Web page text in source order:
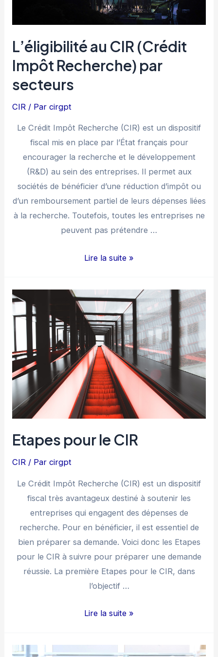
CII
L’éligibilité au CIR (Crédit
Impôt Recherche) par
secteurs
CIR / Parcirgpt
Le Crédit Impôt Recherche (CIR) est un dispositif
fiscal mis en place par l’État français pour
encourager la recherche et le développement
(R&D) au sein des entreprises. Il permet aux
sociétés de bénéficier d’une réduction d’impôt ou
d’un remboursement partiel de leurs dépenses liées
à la recherche. Toutefois, toutes les entreprises ne
peuvent pas prétendre …
L’éligibilité
(Crédit
Impôt
Recherche)
par
secteurs
Lire la suite »
Etapes pour le CIR
CIR / Parcirgpt
Le Crédit Impôt Recherche (CIR) est un dispositif
fiscal très avantageux destiné à soutenir les
entreprises qui engagent des dépenses de
recherche. Pour en bénéficier, il est essentiel de
bien préparer sa demande. Voici donc les Etapes
pour le CIR à suivre pour préparer une demande
réussie. La première Etapes pour le CIR, dans
l’objectif …
Etapes
Lire la suite »